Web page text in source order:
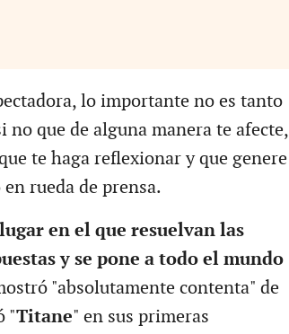
lo importante no es tanto
no que de alguna manera te afecte,
te haga reflexionar y que genere
rueda de prensa.
en el que resuelvan las
y se pone a todo el mundo
"absolutamente contenta" de
"Titane" en sus primeras